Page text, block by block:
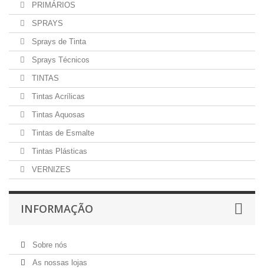
PRIMÁRIOS
SPRAYS
Sprays de Tinta
Sprays Técnicos
TINTAS
Tintas Acrílicas
Tintas Aquosas
Tintas de Esmalte
Tintas Plásticas
VERNIZES
INFORMAÇÃO
Sobre nós
As nossas lojas